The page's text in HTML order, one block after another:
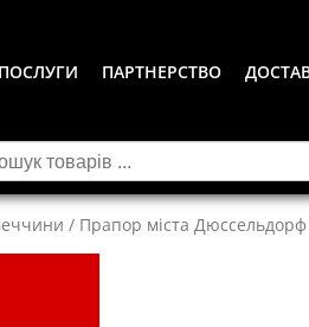
ПАРТНЕРСТВО
/ Прапор міста Дюссельдорф